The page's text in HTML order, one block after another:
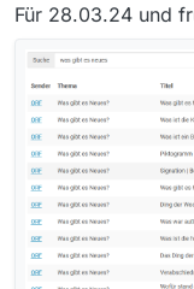
Für 28.03.24 und